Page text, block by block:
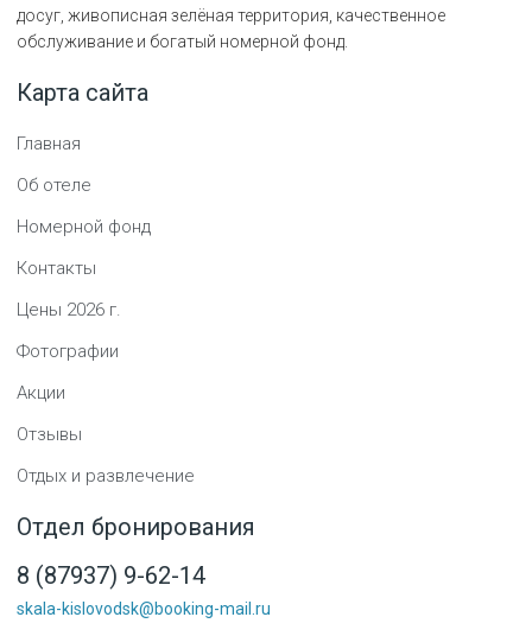
досуг, живописная зелёная территория, качественное
обслуживание и богатый номерной фонд.
Карта сайта
Главная
Об отеле
Номерной фонд
Контакты
Цены 2026 г.
Фотографии
Акции
Отзывы
Отдых и развлечение
Отдел бронирования
8 (87937) 9-62-14
skala-kislovodsk@booking-mail.ru